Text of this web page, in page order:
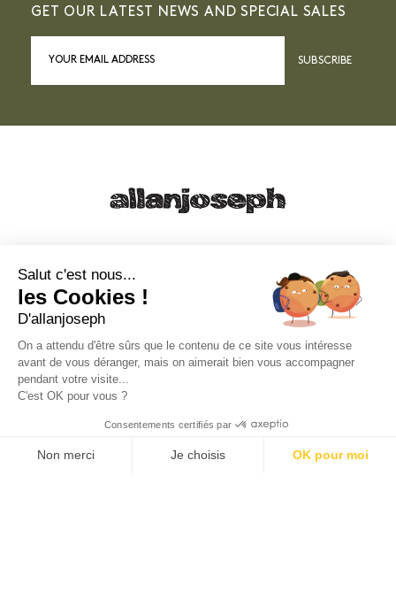
GET OUR LATEST NEWS AND SPECIAL SALES
SUBSCRIBE
49, RUE FRANCIS DAVSO - 13001 MARSEILLE
eshop@allanjoseph.com
Salut c'est nous...
les Cookies !
D'allanjoseph
On a attendu d'être sûrs que le contenu de ce site vous intéresse
avant de vous déranger, mais on aimerait bien vous accompagner
pendant votre visite...
C'est OK pour vous ?
Consentements certifiés par
Non merci Je choisis OK pour moi